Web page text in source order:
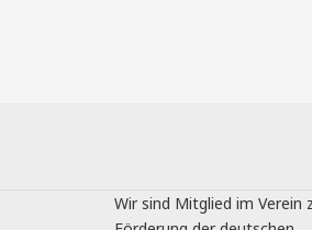
Wir sind Mitglied im Verein